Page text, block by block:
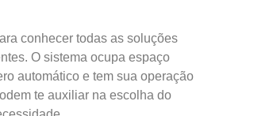
conhecer todas as soluções
O sistema ocupa espaço
automático e tem sua operação
te auxiliar na escolha do